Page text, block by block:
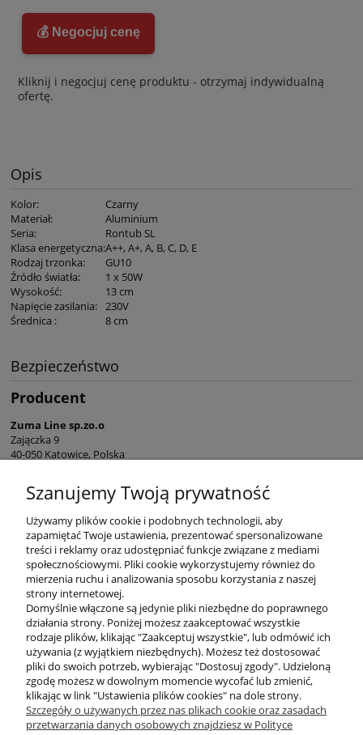
💰 Negocjuj cenę
Kliknij i negocjuj cenę produktu - otrzymaj indywidualną
ofertę.
Opis
Kolor:
Czarny
Materiał:
Aluminium
Seria:
Rontub SL
Klasa energetyczna:A++, A+, A, B, C, D, E
Rodzaj trzonka:
GU10
Źródło światła:
1 x 50W
Wysokość:
13 cm
Napięcie zasilania: 230V
Średnica : 8 cm
Bezpieczeństwo
Producent
Zuma Line sp.zo.o
Zajączka 9
40-050 Katowice, Polska
+48 32 730 66 10
KONTAKT
DODATKOWE
MOJE KONTO
Szanujemy Twoją prywatność
Używamy plików cookie i podobnych technologii, aby
zapamiętać Twoje ustawienia, prezentować spersonalizowane
treści i reklamy oraz udostępniać funkcje związane z mediami
społecznościowymi. Pliki cookie wykorzystujemy również do
mierzenia ruchu i analizowania sposobu korzystania z naszej
strony internetowej.
Domyślnie włączone są jedynie pliki niezbędne do poprawnego
działania strony. Poniżej możesz zaakceptować wszystkie
rodzaje plików, klikając "Zaakceptuj wszystkie", lub odmówić ich
używania (z wyjątkiem niezbędnych). Możesz też dostosować
pliki do swoich potrzeb, wybierając "Dostosuj zgody". Udzieloną
zgodę możesz w dowolnym momencie wycofać lub zmienić,
klikając w link "Ustawienia plików cookies" na dole strony.
Szczegóły o używanych przez nas plikach cookie oraz zasadach
przetwarzania danych osobowych znajdziesz w Polityce